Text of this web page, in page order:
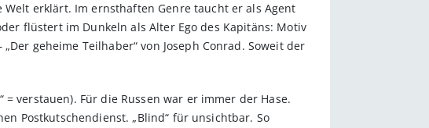
erklärt. Im ernsthaften Genre taucht er als Agent
flüstert im Dunkeln als Alter Ego des Kapitäns: Motiv
geheime Teilhaber“ von Joseph Conrad. Soweit der
verstauen). Für die Russen war er immer der Hase.
Postkutschendienst. „Blind“ für unsichtbar. So